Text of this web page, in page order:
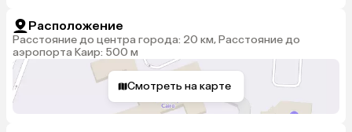
Расположение
Расстояние до центра города: 20 км, Расстояние до
аэропорта Каир: 500 м
Смотреть на карте